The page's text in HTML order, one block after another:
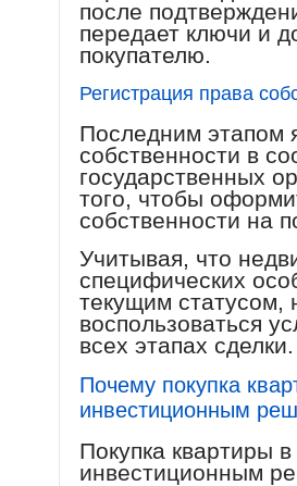
после
передает ключи и
покупателю.
Регистрация права
Последним этапом
собственности в
государственных
того, чтобы
собственности на
Учитывая, что
специфических
текущим статусом,
воспользоваться
всех этапах сделки.
Почему покупка
инвестиционным
Покупка квартиры
инвестиционным